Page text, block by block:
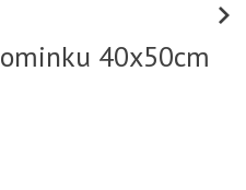
40x50cm